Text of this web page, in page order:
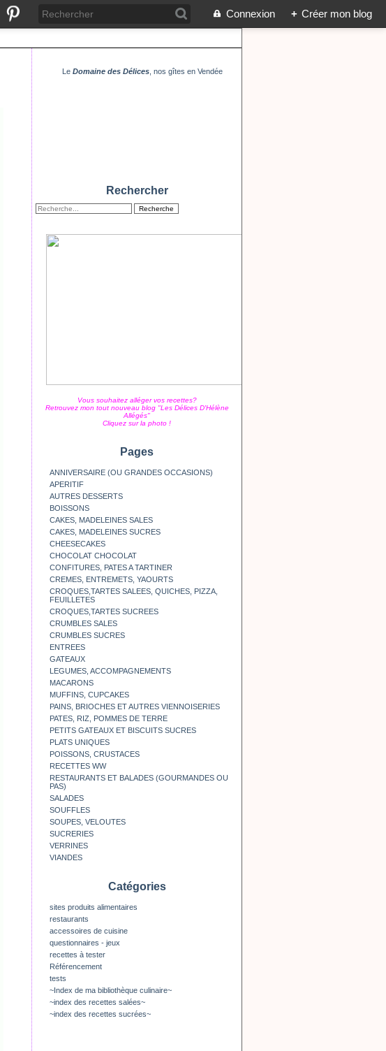
Connexion + Créer mon blog
Le Domaine des Délices, nos gîtes en Vendée
Rechercher
Vous souhaitez alléger vos recettes?
Retrouvez mon tout nouveau blog "Les Délices D'Hélène
Allégés"
Cliquez sur la photo !
Pages
ANNIVERSAIRE (OU GRANDES OCCASIONS)
APERITIF
AUTRES DESSERTS
BOISSONS
CAKES, MADELEINES SALES
CAKES, MADELEINES SUCRES
CHEESECAKES
CHOCOLAT CHOCOLAT
CONFITURES, PATES A TARTINER
CREMES, ENTREMETS, YAOURTS
CROQUES,TARTES SALEES, QUICHES, PIZZA,
FEUILLETES
CROQUES,TARTES SUCREES
CRUMBLES SALES
CRUMBLES SUCRES
ENTREES
GATEAUX
LEGUMES, ACCOMPAGNEMENTS
MACARONS
MUFFINS, CUPCAKES
PAINS, BRIOCHES ET AUTRES VIENNOISERIES
PATES, RIZ, POMMES DE TERRE
PETITS GATEAUX ET BISCUITS SUCRES
PLATS UNIQUES
POISSONS, CRUSTACES
RECETTES WW
RESTAURANTS ET BALADES (GOURMANDES OU
PAS)
SALADES
SOUFFLES
SOUPES, VELOUTES
SUCRERIES
VERRINES
VIANDES
Catégories
sites produits alimentaires
restaurants
accessoires de cuisine
questionnaires - jeux
recettes à tester
Référencement
tests
~Index de ma bibliothèque culinaire~
~index des recettes salées~
~index des recettes sucrées~